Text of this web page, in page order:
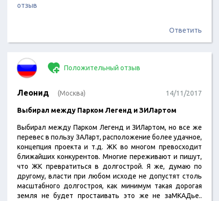
отзыв
Ответить
Положительный отзыв
Леонид (Москва) 14/11/2017
Выбирал между Парком Легенд и ЗИЛартом
Выбирал между Парком Легенд и ЗИЛартом, но все же
перевес в пользу ЗАЛарт, расположение более удачное,
концепция проекта и т.д. ЖК во многом превосходит
ближайших конкурентов. Многие переживают и пишут,
что ЖК превратиться в долгострой. Я же, думаю по
другому, власти при любом исходе не допустят столь
масштабного долгостроя, как минимум такая дорогая
земля не будет простаивать это же не заМКАДье..